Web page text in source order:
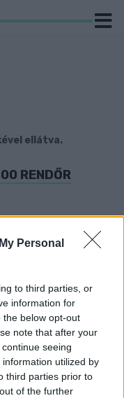
Personal
to third parties, or
information for
the below opt-out
note that after your
seeing
utilized by
third parties prior to
of the further
ellátva.
RENDŐR
A
KÁBSZIT EGY
a tiltott szert.
EGY